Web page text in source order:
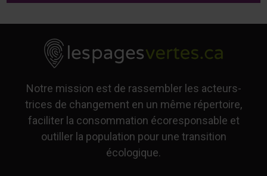
Notre mission est de rassembler les acteurs-
trices de changement en un même répertoire,
faciliter la consommation écoresponsable et
outiller la population pour une transition
écologique.